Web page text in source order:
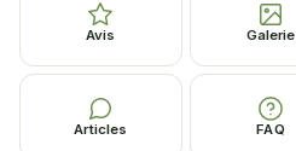
Avis Galerie
Articles FAQ